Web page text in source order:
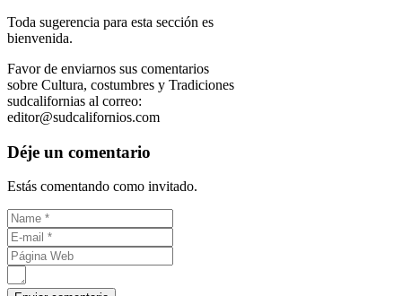
Toda sugerencia para esta sección es
bienvenida.
Favor de enviarnos sus comentarios
sobre Cultura, costumbres y Tradiciones
sudcalifornias al correo:
editor@sudcalifornios.com
Déje un comentario
Estás comentando como invitado.